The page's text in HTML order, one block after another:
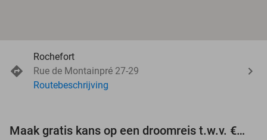
Rochefort
Rue de Montainpré 27-29
Routebeschrijving
Maak gratis kans op een droomreis t.w.v. €3.000!